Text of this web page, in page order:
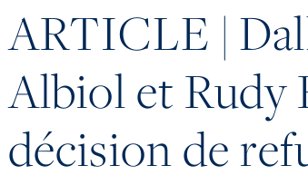
ARTICLE |
Albiol et Rudy
décision de